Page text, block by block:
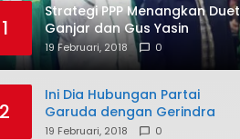
1
Strategi PPP Menangkan Duet
Ganjar dan Gus Yasin
19 Februari, 2018 0
2
Ini Dia Hubungan Partai
Garuda dengan Gerindra
19 Februari, 2018 0